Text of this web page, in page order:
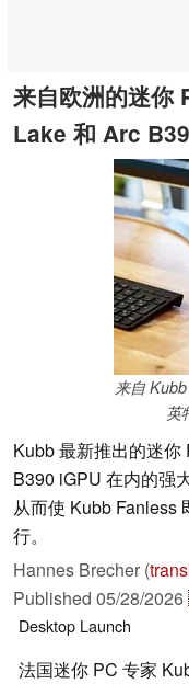
来自欧洲的迷你
Lake 和 Arc
来自
英
Kubb 最新推出的迷
B390 iGPU 在内的强
从而使 Kubb Fanless
行。
Hannes Brecher (
Published 05/28/2026
Desktop Launch
法国迷你 PC 专家